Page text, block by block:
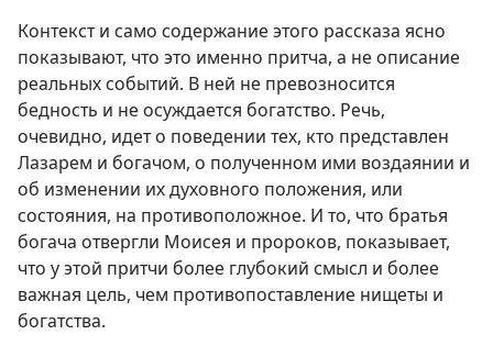
Контекст и само содержание этого рассказа ясно
показывают, что это именно притча, а не описание
реальных событий. В ней не превозносится
бедность и не осуждается богатство. Речь,
очевидно, идет о поведении тех, кто представлен
Лазарем и богачом, о полученном ими воздаянии и
об изменении их духовного положения, или
состояния, на противоположное. И то, что братья
богача отвергли Моисея и пророков, показывает,
что у этой притчи более глубокий смысл и более
важная цель, чем противопоставление нищеты и
богатства.